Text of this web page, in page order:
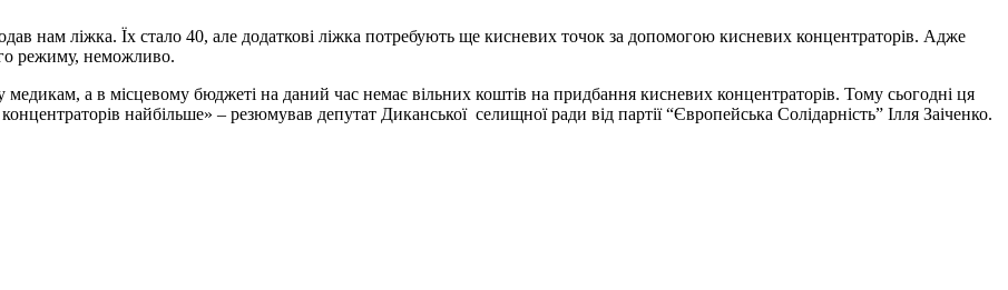
нам ліжка. Їх стало 40, але додаткові ліжка потребують ще кисневих точок за допомогою кисневих концентраторів. Адже
режиму, неможливо.
а в місцевому бюджеті на даний час немає вільних коштів на придбання кисневих концентраторів. Тому сьогодні ця
найбільше» – резюмував депутат Диканської селищної ради від партії “Європейська Солідарність” Ілля Заіченко.